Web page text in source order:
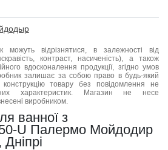
можуть відрізнятися, в залежності від
контраст, насиченість), а також
вдосконалення продукції, згідно умов
залишає за собою право в будь-який
товару без повідомлення не
характеристик. Магазин не несе
виробником.
ванної з
U Палермо Мойдодир
Дніпрі